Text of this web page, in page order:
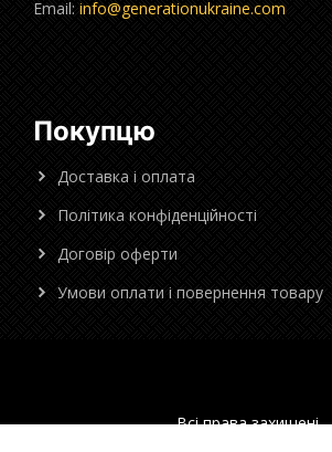
Email: info@generationukraine.com
Покупцю
Доставка і оплата
Політика конфіденційності
Договір оферти
Умови оплати і повернення товару
Всі права захищені